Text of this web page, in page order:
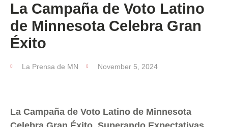
La Campaña de Voto Latino
de Minnesota Celebra Gran
Éxito
La Prensa de MN November 5, 2024
La Campaña de Voto Latino de Minnesota